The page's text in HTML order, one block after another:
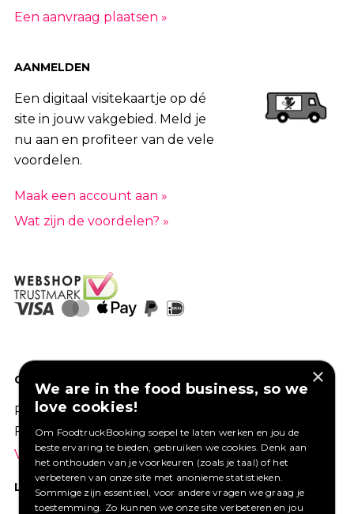
Een aanvraag plaatsen »
AANMELDEN
Een digitaal visitekaartje op dé
site in jouw vakgebied. Meld je
nu aan en profiteer van de vele
voordelen.
Maak een account aan »
Wat zijn de voordelen? »
GOED VERZEKERD ONDERNEMEN?
Profiteer van een aantrekkelijke premie via
Foodtruckbooking.
Vraag een offerte aan.
LIKE ONS OP FACEBOOK
×
We are in the food business, so we
love cookies!
Om FoodtruckBooking soepel te laten werken en jou de
beste ervaring te bieden, gebruiken we cookies. Denk aan
het onthouden van je voorkeuren (zoals je taal) of het
verbeteren van onze site met anonieme statistieken.
Sommige zijn essentieel, voor andere vragen we graag je
toestemming. Zo kunnen we onze site verbeteren en jou